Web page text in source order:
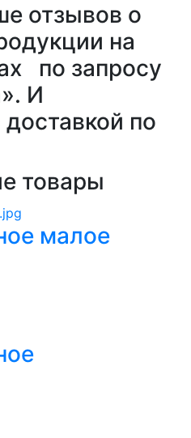
отзывов о
на
по запросу
И
по
товары
малое